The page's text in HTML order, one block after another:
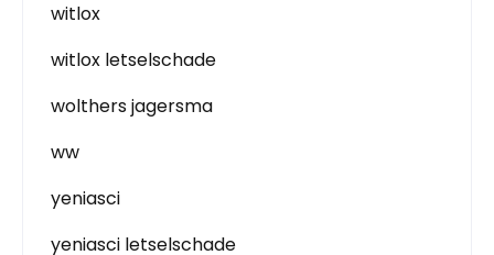
witlox
witlox letselschade
wolthers jagersma
ww
yeniasci
yeniasci letselschade